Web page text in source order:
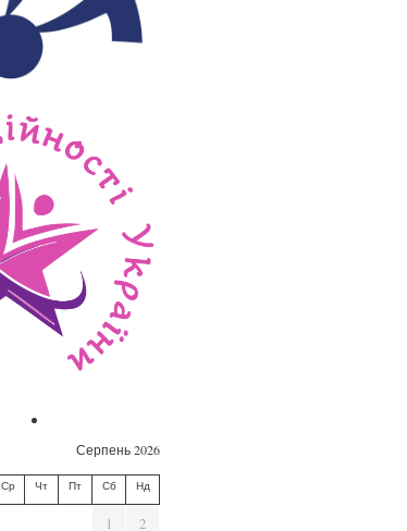
Серпень 2026
Ср Чт Пт Сб Нд
1 2